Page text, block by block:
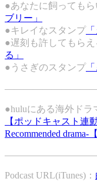
●あなたに飼っても
ブリー」
●キレイなスタンプ「
●遅刻も許してもら
る」
●うさぎのスタンプ「
●huluにある海外ドラ
【ポッドキャスト連
Recommended drama-
Podcast URL(iTunes)：